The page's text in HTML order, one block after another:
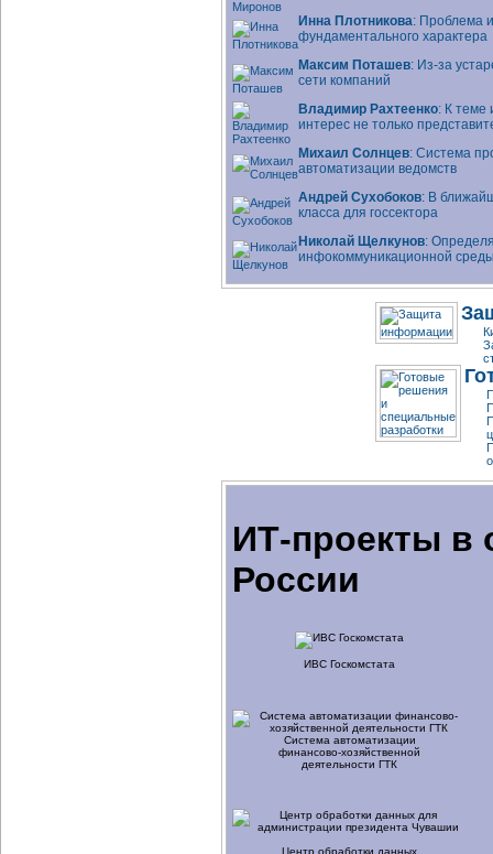
Инна Плотникова: Проблема
фундаментального характера
Максим Поташев: Из-за
сети компаний
Владимир Рахтеенко: К
интерес не только
Михаил Солнцев: Система
автоматизации ведомств
Андрей Сухобоков: В
класса для госсектора
Николай Щелкунов:
инфокоммуникационной
ИТ-проекты в
России
ИВС Госкомстата
Система автоматизации
финансово-хозяйственной
деятельности ГТК
Центр обработки данных